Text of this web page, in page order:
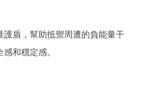
護盾，幫助抵禦周遭的負能量干
和穩定感。